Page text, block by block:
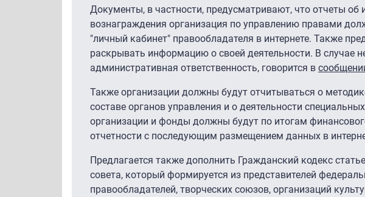
Документы, в частности, предусматривают, что отчеты об
вознаграждения организация по управлению правами
"личный кабинет" правообладателя в интернете. Также
раскрывать информацию о своей деятельности. В случае
административная ответственность, говорится в
Также организации должны будут отчитываться о
составе органов управления и о деятельности
организации и фонды должны будут по итогам
отчетности с последующим размещением данных в
Предлагается также дополнить Гражданский кодекс
совета, который формируется из представителей
правообладателей, творческих союзов, организаций